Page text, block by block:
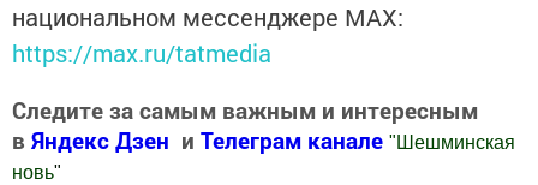
национальном мессенджере MАХ:
https://max.ru/tatmedia
Следите за самым важным и интересным
в Яндекс Дзен и Телеграм канале " Шешминская
новь"